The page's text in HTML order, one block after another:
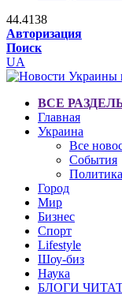
44.4138
Авторизация
Поиск
UA
ВСЕ
Главная
Украина
Все
События
Политика
Город
Мир
Бизнес
Спорт
Lifestyle
Шоу-биз
Наука
БЛОГИ